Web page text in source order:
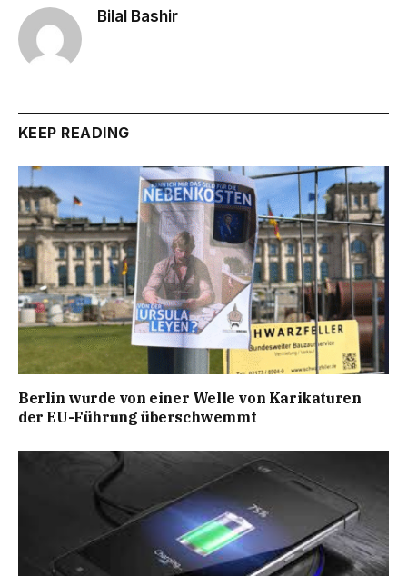
Bilal Bashir
KEEP READING
Berlin wurde von einer Welle von Karikaturen
der EU-Führung überschwemmt